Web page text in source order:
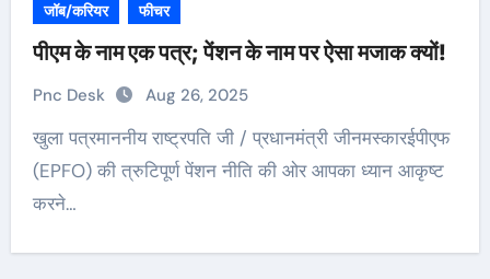
जॉब/करियर
फीचर
पीएम के नाम एक पत्र; पेंशन के नाम पर ऐसा मजाक क्यों!
Pnc Desk Aug 26, 2025
खुला पत्रमाननीय राष्ट्रपति जी / प्रधानमंत्री जीनमस्कारईपीएफ
(EPFO) की त्रुटिपूर्ण पेंशन नीति की ओर आपका ध्यान आकृष्ट
करने…